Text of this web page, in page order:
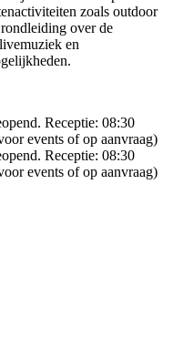
zoals outdoor
over de
en
Receptie: 08:30
events of op aanvraag)
Receptie: 08:30
events of op aanvraag)